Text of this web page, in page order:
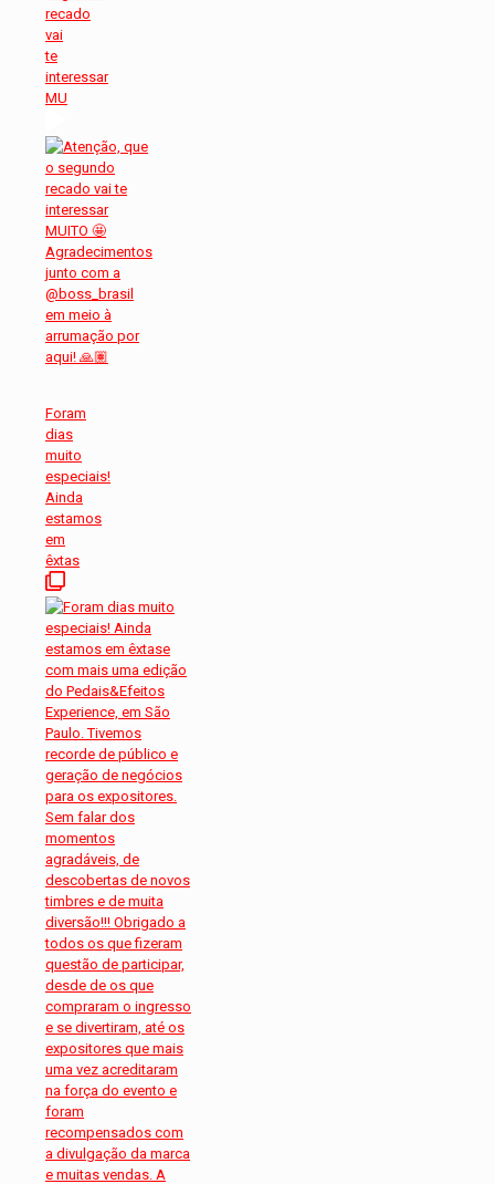
recado
vai
te
interessar
MU
Foram
dias
muito
especiais!
Ainda
estamos
em
êxtas